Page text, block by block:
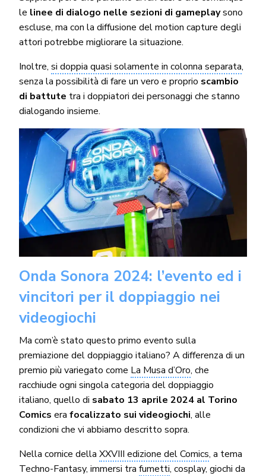
le linee di dialogo nelle sezioni di gameplaysono
escluse, ma con la diffusione del motion capture degli
attori potrebbe migliorare la situazione.
Inoltre, si doppia quasi solamente in colonna separata,
senza la possibilità di fare un vero e proprio scambio
di battute tra i doppiatori dei personaggi che stanno
dialogando insieme.
Onda Sonora 2024: l’evento ed i
vincitori per il doppiaggio nei
videogiochi
Ma com’è stato questo primo evento sulla
premiazione del doppiaggio italiano? A differenza di un
premio più variegato come La Musa d’Oro, che
racchiude ogni singola categoria del doppiaggio
italiano, quello di sabato 13 aprile 2024 al Torino
Comics era focalizzato sui videogiochi, alle
condizioni che vi abbiamo descritto sopra.
Nella cornice dellaXXVIII edizione del Comics, a tema
Techno-Fantasy, immersi trafumetti, cosplay, giochi da